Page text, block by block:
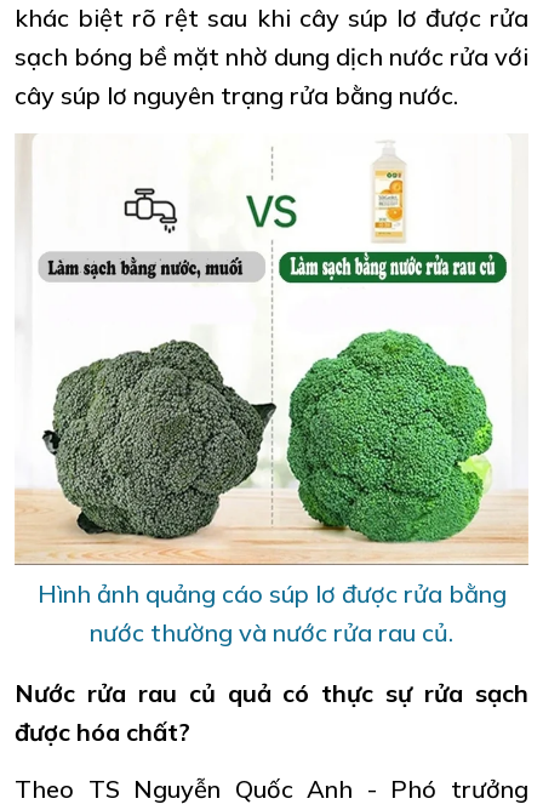
khác biệt rõ rệt sau khi cây súp lơ được rửa
sạch bóng bề mặt nhờ dung dịch nước rửa với
cây súp lơ nguyên trạng rửa bằng nước.
Hình ảnh quảng cáo súp lơ được rửa bằng
nước thường và nước rửa rau củ.
Nước rửa rau củ quả có thực sự rửa sạch
được hóa chất?
Theo TS Nguyễn Quốc Anh - Phó trưởng